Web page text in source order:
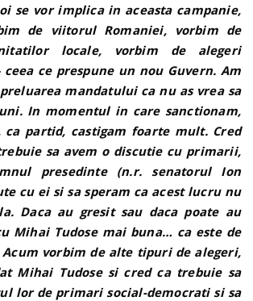
se vor implica in aceasta campanie,
de viitorul Romaniei, vorbim de
locale, vorbim de alegeri
ce prespune un nou Guvern. Am
mandatului ca nu as vrea sa
In momentul in care sanctionam,
ca partid, castigam foarte mult. Cred
sa avem o discutie cu primarii,
presedinte (n.r. senatorul Ion
cu ei si sa speram ca acest lucru nu
Daca au gresit sau daca poate au
Mihai Tudose mai buna… ca este de
vorbim de alte tipuri de alegeri,
Mihai Tudose si cred ca trebuie sa
lor de primari social-democrati si sa